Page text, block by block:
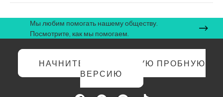
Мы любим помогать нашему обществу.
Посмотрите, как мы помогаем.
НАЧНИТЕ БЕСПЛАТНУЮ ПРОБНУЮ
ВЕРСИЮ